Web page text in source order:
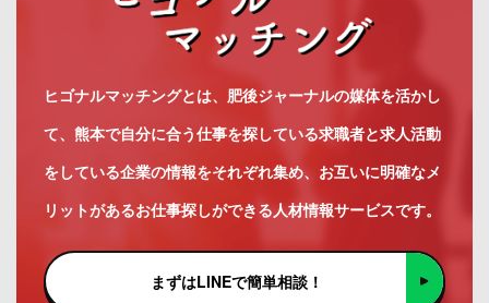
ヒゴナルマッチングとは、肥後ジャーナルの媒体を活かし
て、熊本で自分に合う仕事を探している求職者と求人活動
をしている企業の情報をそれぞれ集め、お互いに明確なメ
リットがあるお仕事探しができる人材情報サービスです。
まずはLINEで簡単相談！